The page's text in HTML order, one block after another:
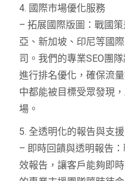
4. 國際市場優化服務
– 拓展國際版圖：戰國
亞、新加坡、印尼等國
司。我們的專業SEO團
進行排名優化，確保流
中都能被目標受眾發現
場。
5. 全透明化的報告與支援
– 即時回饋與透明報告
效報告，讓客戶能夠即